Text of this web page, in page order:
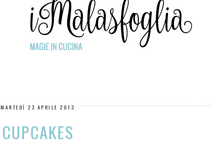
MARTEDÌ 23 APRILE 2013
CUPCAKES